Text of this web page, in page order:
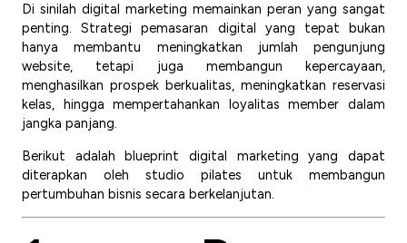
Di sinilah digital marketing memainkan peran yang sangat
penting. Strategi pemasaran digital yang tepat bukan
hanya membantu meningkatkan jumlah pengunjung
website, tetapi juga membangun kepercayaan,
menghasilkan prospek berkualitas, meningkatkan reservasi
kelas, hingga mempertahankan loyalitas member dalam
jangka panjang.
Berikut adalah blueprint digital marketing yang dapat
diterapkan oleh studio pilates untuk membangun
pertumbuhan bisnis secara berkelanjutan.